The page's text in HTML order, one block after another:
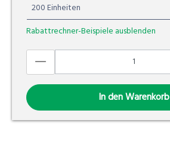
200 Einheiten
Rabattrechner-Beispiele ausblenden
In den Warenkorb